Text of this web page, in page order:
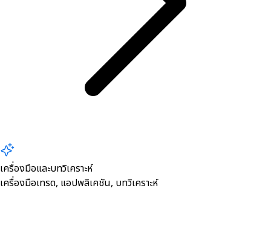
เครื่องมือและบทวิเคราะห์
เครื่องมือเทรด, ​แอปพลิเคชัน, บทวิเคราะห์